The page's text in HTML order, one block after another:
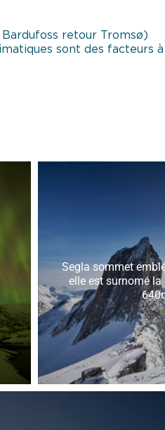
retour Tromsø)
sont des facteurs
Segla sommet
elle est surnomé la